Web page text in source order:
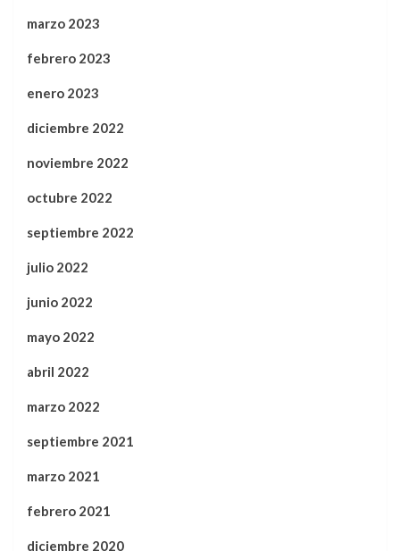
marzo 2023
febrero 2023
enero 2023
diciembre 2022
noviembre 2022
octubre 2022
septiembre 2022
julio 2022
junio 2022
mayo 2022
abril 2022
marzo 2022
septiembre 2021
marzo 2021
febrero 2021
diciembre 2020